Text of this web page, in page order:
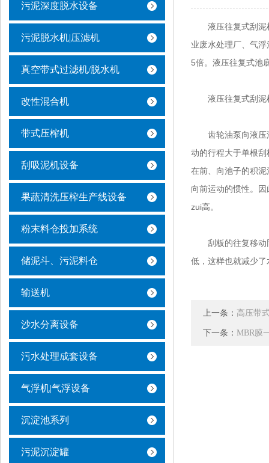
污泥深度脱水设备
污泥脱水机|压滤机
真空带式过滤机/脱水机
改性混合机
带式压榨机
刮吸泥机设备
果蔬清洗压榨生产线设备
粉末料仓投加系统
储泥斗、污泥料仓
输送机
沙水分离设备
污水处理成套设备
气浮机|气浮设备
沉淀池系列
污泥沉淀罐
液压往复式刮泥机
业废水处理厂、气
5倍。液压往复式池
液压往复式刮泥
齿轮油泵向液压油
动的行程大于单根
在前、向池子的积
向前运动的惯性。
zui高。
刮板的往复移动同
低，这样也就减少
上一条： 高压带
下一条： MBR膜